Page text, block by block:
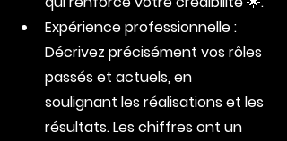
Expérience professionnelle :
Décrivez précisément vos rôles
passés et actuels, en
soulignant les réalisations et les
résultats. Les chiffres ont un